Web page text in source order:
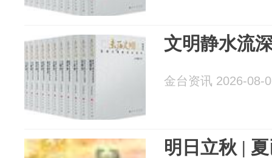
文明静水流
金台资讯 2026-08-
明日立秋 |